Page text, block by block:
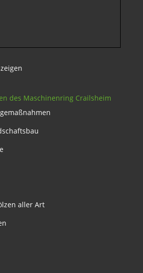
des Maschinenring Crailsheim
aller Art